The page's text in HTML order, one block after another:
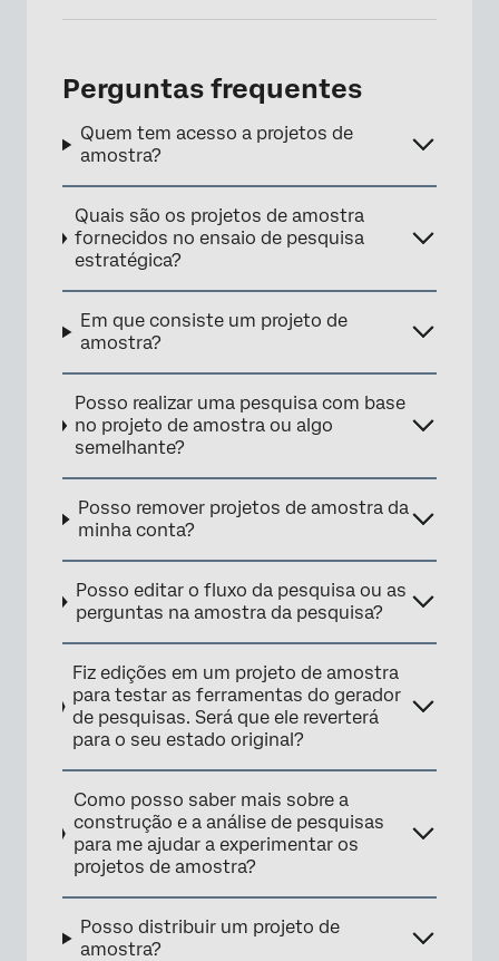
Perguntas frequentes
Quem tem acesso a projetos de
amostra?
Quais são os projetos de amostra
fornecidos no ensaio de pesquisa
estratégica?
Em que consiste um projeto de
amostra?
Posso realizar uma pesquisa com base
no projeto de amostra ou algo
semelhante?
Posso remover projetos de amostra da
minha conta?
Posso editar o fluxo da pesquisa ou as
perguntas na amostra da pesquisa?
Fiz edições em um projeto de amostra
para testar as ferramentas do gerador
de pesquisas. Será que ele reverterá
para o seu estado original?
Como posso saber mais sobre a
construção e a análise de pesquisas
para me ajudar a experimentar os
projetos de amostra?
Posso distribuir um projeto de
amostra?